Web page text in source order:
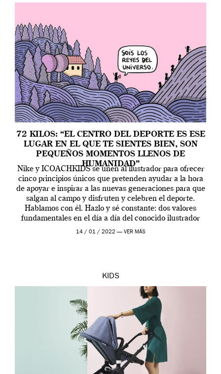
72 KILOS: “EL CENTRO DEL DEPORTE ES ESE
LUGAR EN EL QUE TE SIENTES BIEN, SON
PEQUEÑOS MOMENTOS LLENOS DE
HUMANIDAD”
Nike y ICOACHKIDS se unen al ilustrador para ofrecer
cinco principios únicos que pretenden ayudar a la hora
de apoyar e inspirar a las nuevas generaciones para que
salgan al campo y disfruten y celebren el deporte.
Hablamos con él. Hazlo y sé constante: dos valores
fundamentales en el día a día del conocido ilustrador
[…]
14 / 01 / 2022 — VER MÁS
KIDS